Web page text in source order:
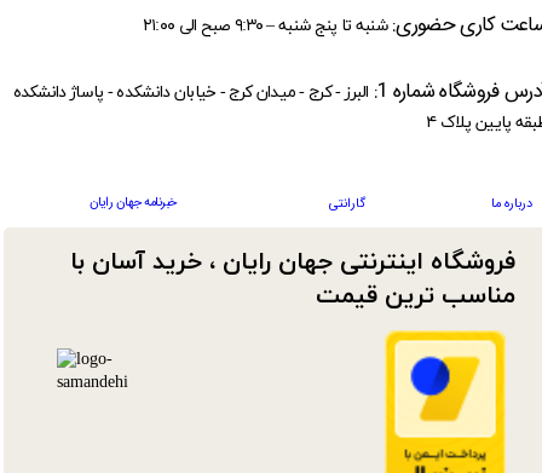
فروشگاه اینترنتی جهان رایان ، خرید آسان با
مناسب ترین قیمت​​​​​​​
کاری حضوری: شنبه تا پنج شنبه – ۹:۳۰ صبح الی ۲۱:۰۰
درباره ما گارانتی خبرنامه جهان رایان
فروشگاه شماره 1:
البرز - کرج - میدان کرج - خیابان دانشکده - پاساژ دانشکده
پایین پلاک ۴